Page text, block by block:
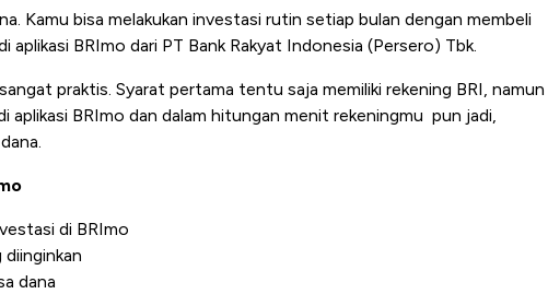
Kamu bisa melakukan investasi rutin setiap bulan dengan membeli
BRImo dari PT Bank Rakyat Indonesia (Persero) Tbk.
praktis. Syarat pertama tentu saja memiliki rekening BRI, namun
aplikasi BRImo dan dalam hitungan menit rekeningmu pun jadi,
di BRImo
diinginkan
dana